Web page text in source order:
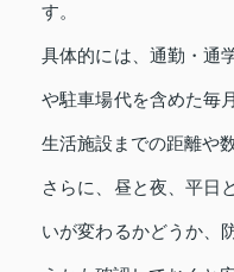
す。
具体的には、通勤・通
や駐車場代を含めた毎
生活施設までの距離や
さらに、昼と夜、平日
いが変わるかどうか、